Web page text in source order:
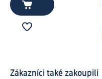
Zákazníci také zakoupili